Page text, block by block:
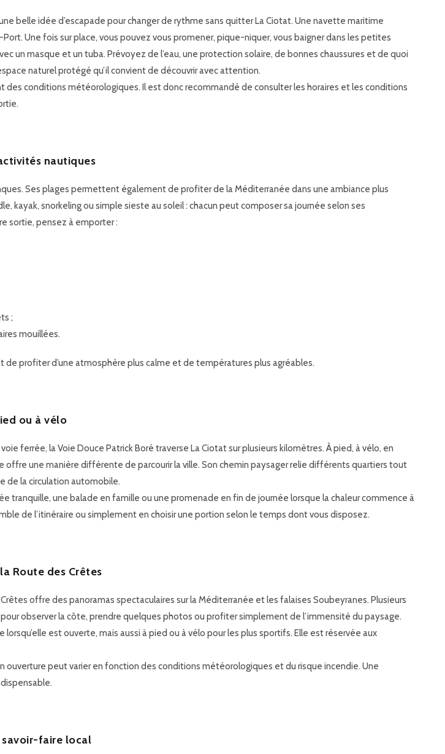
belle idée d’escapade pour changer de rythme sans quitter La Ciotat. Une navette maritime
Une fois sur place, vous pouvez vous promener, pique-niquer, vous baigner dans les petites
un masque et un tuba. Prévoyez de l’eau, une protection solaire, de bonnes chaussures et de quoi
naturel protégé qu’il convient de découvrir avec attention.
conditions météorologiques. Il est donc recommandé de consulter les horaires et les conditions
nautiques
Ses plages permettent également de profiter de la Méditerranée dans une ambiance plus
kayak, snorkeling ou simple sieste au soleil : chacun peut composer sa journée selon ses
sortie, pensez à emporter :
;
mouillées.
profiter d’une atmosphère plus calme et de températures plus agréables.
ou à vélo
ferrée, la Voie Douce Patrick Boré traverse La Ciotat sur plusieurs kilomètres. À pied, à vélo, en
une manière différente de parcourir la ville. Son chemin paysager relie différents quartiers tout
de la circulation automobile.
tranquille, une balade en famille ou une promenade en fin de journée lorsque la chaleur commence à
de l’itinéraire ou simplement en choisir une portion selon le temps dont vous disposez.
Route des Crêtes
offre des panoramas spectaculaires sur la Méditerranée et les falaises Soubeyranes. Plusieurs
observer la côte, prendre quelques photos ou profiter simplement de l’immensité du paysage.
est ouverte, mais aussi à pied ou à vélo pour les plus sportifs. Elle est réservée aux
ouverture peut varier en fonction des conditions météorologiques et du risque incendie. Une
savoir-faire local